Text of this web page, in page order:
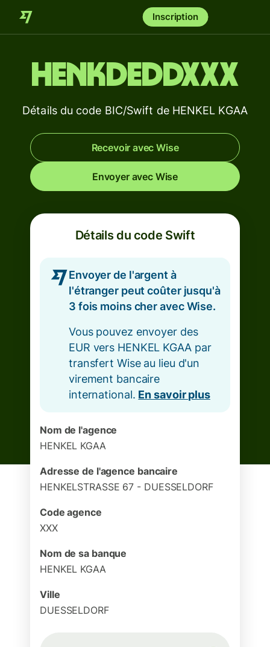
Inscription
HENKDEDDXXX
Détails du code BIC/Swift de HENKEL KGAA
Recevoir avec Wise
Envoyer avec Wise
Détails du code Swift
Envoyer de l'argent à
l'étranger peut coûter jusqu'à
3 fois moins cher avec Wise.
Vous pouvez envoyer des
EUR vers HENKEL KGAA par
transfert Wise au lieu d'un
virement bancaire
international. En savoir plus
Nom de l'agence
HENKEL KGAA
Adresse de l'agence bancaire
HENKELSTRASSE 67 - DUESSELDORF
Code agence
XXX
Nom de sa banque
HENKEL KGAA
Ville
DUESSELDORF